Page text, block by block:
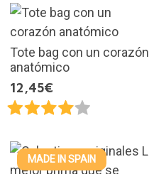
Tote bag con un corazón
anatómico
12,45€
MADE IN SPAIN